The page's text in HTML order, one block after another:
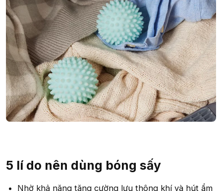
5 lí do nên dùng bóng sấy​
Nhờ khả năng tăng cường lưu thông khí và hút ẩm